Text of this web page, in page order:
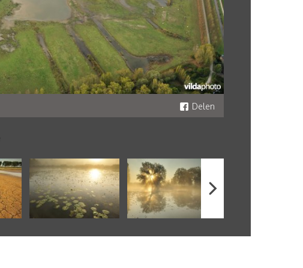
Delen